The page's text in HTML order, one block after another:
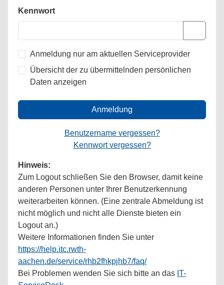
Kennwort
Anmeldung nur am aktuellen Serviceprovider
Übersicht der zu übermittelnden persönlichen
Daten anzeigen
Anmeldung
Benutzername vergessen?
Kennwort vergessen?
Hinweis:
Zum Logout schließen Sie den Browser, damit keine
anderen Personen unter Ihrer Benutzerkennung
weiterarbeiten können. (Eine zentrale Abmeldung ist
nicht möglich und nicht alle Dienste bieten ein
Logout an.)
Weitere Informationen finden Sie unter
https://help.itc.rwth-
aachen.de/service/rhb2fhkpjhb7/faq/
Bei Problemen wenden Sie sich bitte an das IT-